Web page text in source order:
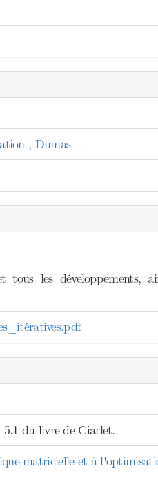
, Dumas
tous les développements,
5.1 du livre de Ciarlet.
matricielle et à